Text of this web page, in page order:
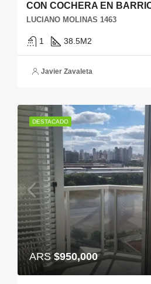
CON COCHERA EN
LUCIANO MOLINAS 1463
1 38.5M2
Javier Zavaleta
DESTACADO
ARS$950,000